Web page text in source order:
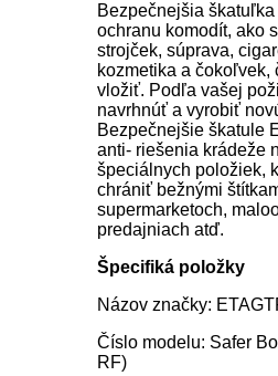
Bezpečnejšia
ochranu komodít, ako
strojček, súprava,
kozmetika a čokoľvek,
vložiť. Podľa vašej
navrhnúť a vyrobiť
Bezpečnejšie škatule
anti- riešenia krádeže
špeciálnych položiek,
chrániť bežnými
supermarketoch,
predajniach atď.
Špecifiká položky
Názov značky:
Číslo modelu: Safer
RF)